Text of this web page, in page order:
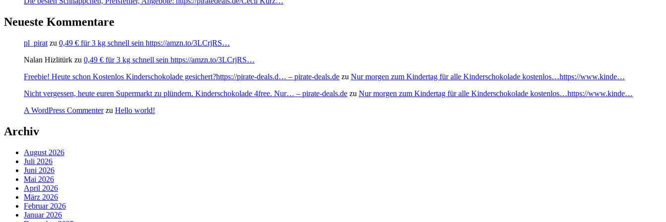
Neueste Kommentare
pl_pirat zu 0,49 € für 3 kg schnell sein https://amzn.to/3LCrjRS…
Nalan Hizlitürk zu 0,49 € für 3 kg schnell sein https://amzn.to/3LCrjRS…
Freebie! Heute schon Kostenlos Kinderschokolade gesichert?https://pirate-deals.d… – pirate-deals.de zu Nur morgen zum Kindertag für alle Kinderschokolade kostenlos…https://www.kinde…
Nicht vergessen, heute euren Supermarkt zu plündern. Kinderschokolade 4free. Nur… – pirate-deals.de zu Nur morgen zum Kindertag für alle Kinderschokolade kostenlos…https://www.kinde…
A WordPress Commenterzu Hello world!
Archiv
August 2026
Juli 2026
Juni 2026
Mai 2026
April 2026
März 2026
Februar 2026
Januar 2026